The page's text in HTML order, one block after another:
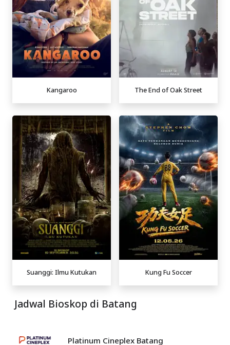
Kangaroo The End of Oak Street
Suanggi: Ilmu Kutukan Kung Fu Soccer
Jadwal Bioskop di Batang
Platinum Cineplex Batang